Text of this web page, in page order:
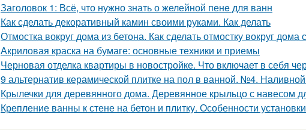
Заголовок 1: Всё, что нужно знать о желейной пенe для ванн
Как сделать декоративный камин своими руками. Как делать
Отмостка вокруг дома из бетона. Как сделать отмостку вокруг дома
Акриловая краска на бумаге: основные техники и приемы
Черновая отделка квартиры в новостройке. Что включает в себя
9 альтернатив керамической плитке на пол в ванной. №4.
Крылечки для деревянного дома. Деревянное крыльцо с навесом
Крепление ванны к стене на бетон и плитку. Особенности